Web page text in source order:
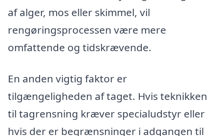
af alger, mos eller skimmel, vil
rengøringsprocessen være mere
omfattende og tidskrævende.
En anden vigtig faktor er
tilgængeligheden af taget. Hvis teknikken
til tagrensning kræver specialudstyr eller
hvis der er begrænsninger i adgangen til